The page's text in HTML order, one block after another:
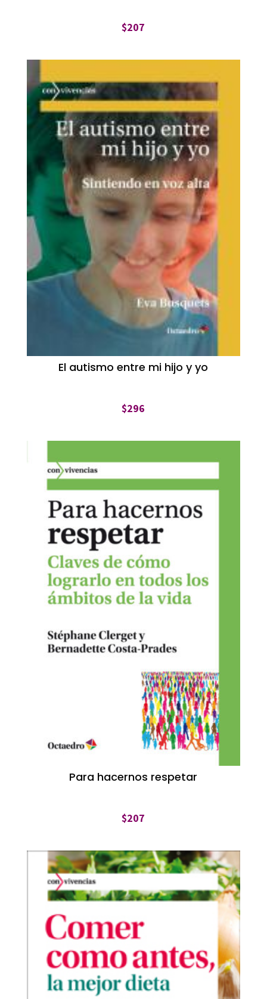
$207
El autismo entre mi hijo y yo
$296
Para hacernos respetar
$207